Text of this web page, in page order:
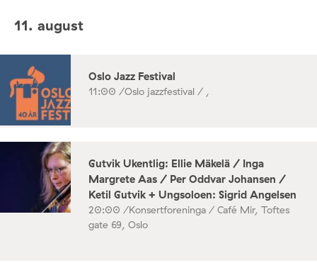
11. august
Oslo Jazz Festival
11:00 /Oslo jazzfestival / ,
Gutvik Ukentlig: Ellie Mäkelä / Inga
Margrete Aas / Per Oddvar Johansen /
Ketil Gutvik + Ungsoloen: Sigrid Angelsen
20:00 /Konsertforeninga / Café Mir, Toftes
gate 69, Oslo